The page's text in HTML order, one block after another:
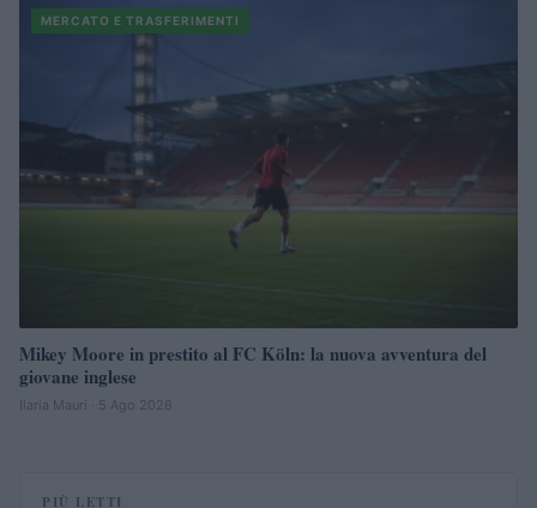
MERCATO E TRASFERIMENTI
Mikey Moore in prestito al FC Köln: la nuova avventura del
giovane inglese
Ilaria Mauri · 5 Ago 2026
PIÙ LETTI